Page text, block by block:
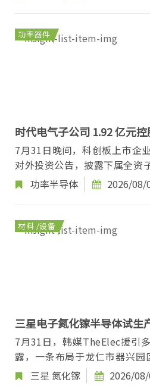
功率器件
时代电气子公司 1.92 亿元
公司
7月31日晚间，科创板上市企
对外投资公告，披露下属全资
体股份有限公司，将联合北京
功率半导体 2026/08/
材料 /设备
三星电子氮化镓半导体试生
计划或延期
7月31日，韩媒TheElec援引
露，一条布局于龙仁市器兴园
圆代工生产线，在客户芯片试
三星 氮化镓 2026/